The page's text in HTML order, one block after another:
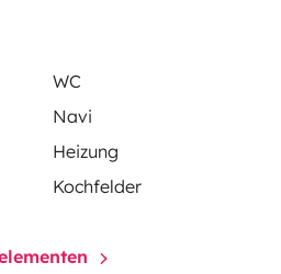
WC
Navi
Heizung
Kochfelder